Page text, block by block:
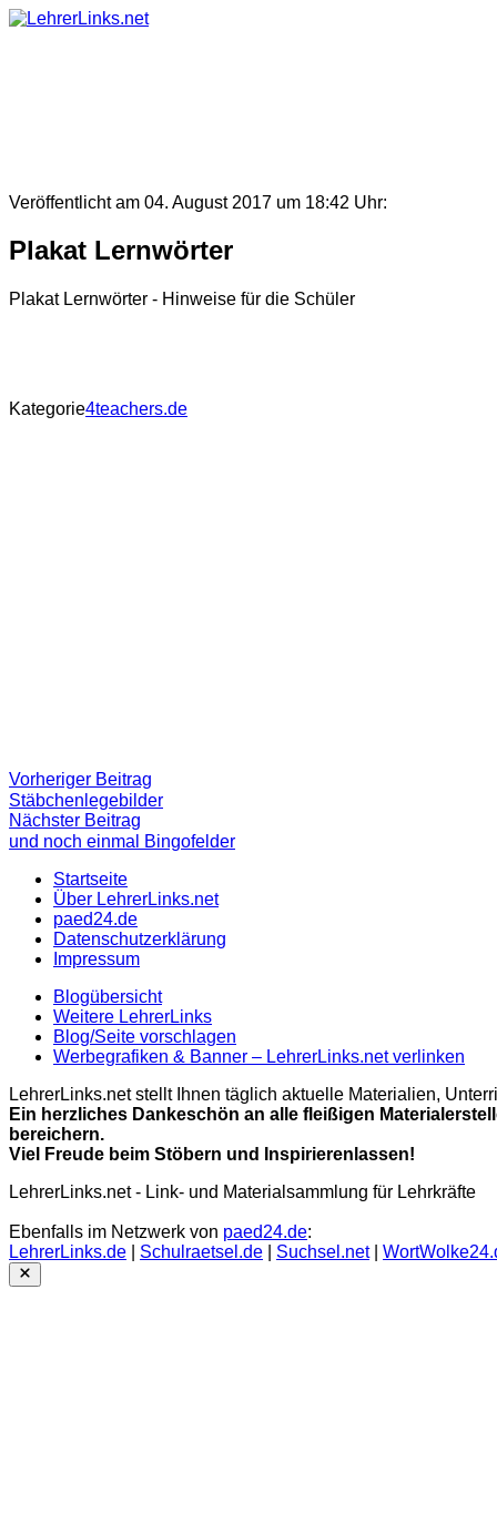
Skip
Veröffentlicht am 04. August 2017 um 18:42 Uhr:
Plakat Lernwörter
Plakat Lernwörter - Hinweise für die Schüler
Kategorie4teachers.de
Beitragsnavigation
Vorheriger Beitrag
Beitrag:
Stäbchenlegebilder
Nächster Beitrag
Beitrag
und noch einmal Bingofelder
Startseite
Über LehrerLinks.net
paed24.de
Datenschutzerklärung
Impressum
Blogübersicht
Weitere LehrerLinks
Blog/Seite vorschlagen
Werbegrafiken & Banner – LehrerLinks.net verlinken
LehrerLinks.net stellt Ihnen täglich aktuelle Materialien,
Ein herzliches Dankeschön an alle fleißigen
bereichern.
Viel Freude beim Stöbern und Inspirierenlassen!
LehrerLinks.net - Link- und Materialsammlung für Lehrkräfte
Ebenfalls im Netzwerk von paed24.de:
LehrerLinks.de
Schulraetsel.de Suchsel.net|
Close